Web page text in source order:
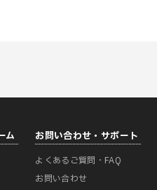
ム お問い合わせ・サポート
よくあるご質問・FAQ
お問い合わせ